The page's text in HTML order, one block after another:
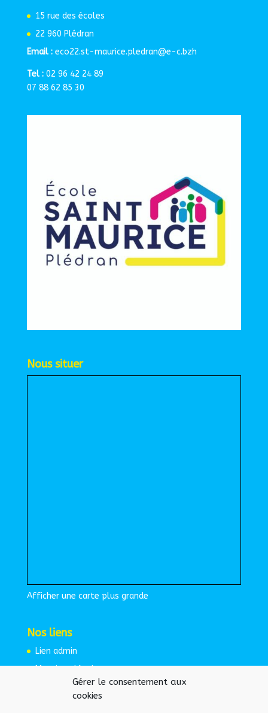
Gérer le consentement aux
cookies
15 rue des écoles
22 960 Plédran
Email :eco22.st-maurice.pledran@e-c.bzh
Tel :02 96 42 24 89
07 88 62 85 30
Nous situer
Afficher une carte plus grande
Nos liens
Lien admin
Mentions légales
Espace protégé